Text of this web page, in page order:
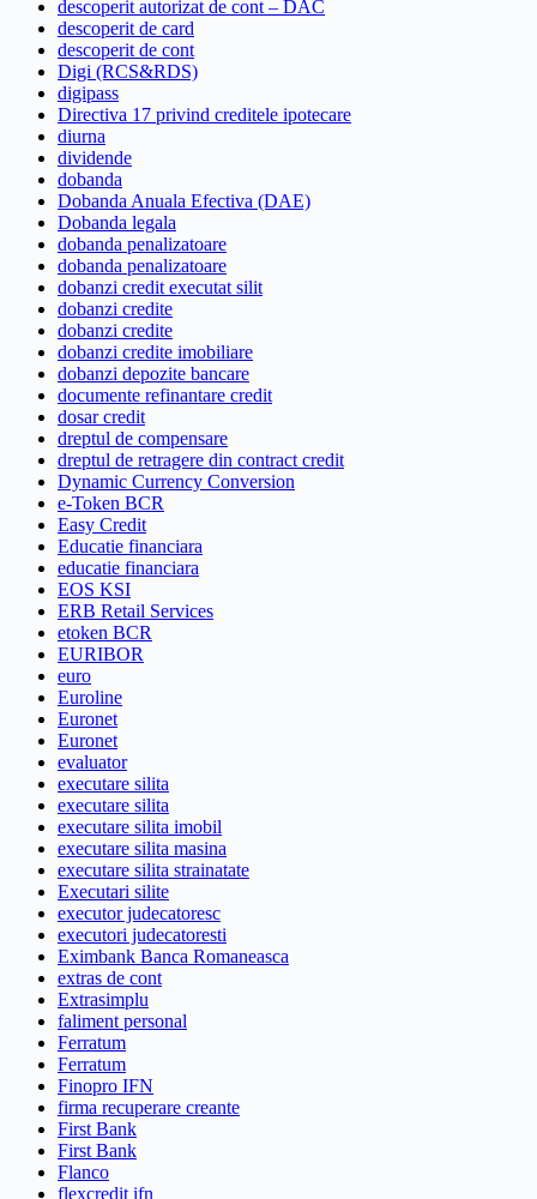
descoperit autorizat de cont – DAC
descoperit de card
descoperit de cont
Digi (RCS&RDS)
digipass
Directiva 17 privind creditele ipotecare
diurna
dividende
dobanda
Dobanda Anuala Efectiva (DAE)
Dobanda legala
dobanda penalizatoare
dobanda penalizatoare
dobanzi credit executat silit
dobanzi credite
dobanzi credite
dobanzi credite imobiliare
dobanzi depozite bancare
documente refinantare credit
dosar credit
dreptul de compensare
dreptul de retragere din contract credit
Dynamic Currency Conversion
e-Token BCR
Easy Credit
Educatie financiara
educatie financiara
EOS KSI
ERB Retail Services
etoken BCR
EURIBOR
euro
Euroline
Euronet
Euronet
evaluator
executare silita
executare silita
executare silita imobil
executare silita masina
executare silita strainatate
Executari silite
executor judecatoresc
executori judecatoresti
Eximbank Banca Romaneasca
extras de cont
Extrasimplu
faliment personal
Ferratum
Ferratum
Finopro IFN
firma recuperare creante
First Bank
First Bank
Flanco
flexcredit ifn